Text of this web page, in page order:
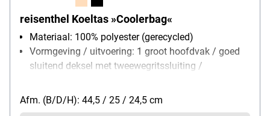
reisenthel Koeltas »Coolerbag«
Materiaal: 100% polyester (gerecycled)
Vormgeving / uitvoering: 1 groot hoofdvak / goed
sluitend deksel met tweewegritssluiting /
Gewicht: 0.45 kg
volume: 20 L
Afm. (B/D/H): 44,5 / 25 / 24,5 cm